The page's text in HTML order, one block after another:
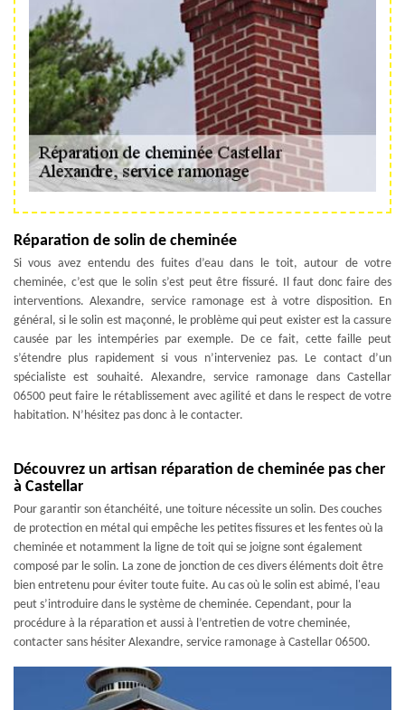
Réparation de solin de cheminée
Si vous avez entendu des fuites d’eau dans le toit, autour de votre
cheminée, c’est que le solin s’est peut être fissuré. Il faut donc faire des
interventions. Alexandre, service ramonage est à votre disposition. En
général, si le solin est maçonné, le problème qui peut exister est la cassure
causée par les intempéries par exemple. De ce fait, cette faille peut
s’étendre plus rapidement si vous n’interveniez pas. Le contact d’un
spécialiste est souhaité. Alexandre, service ramonage dans Castellar
06500 peut faire le rétablissement avec agilité et dans le respect de votre
habitation. N’hésitez pas donc à le contacter.
Découvrez un artisan réparation de cheminée pas cher
à Castellar
Pour garantir son étanchéité, une toiture nécessite un solin. Des couches
de protection en métal qui empêche les petites fissures et les fentes où la
cheminée et notamment la ligne de toit qui se joigne sont également
composé par le solin. La zone de jonction de ces divers éléments doit être
bien entretenu pour éviter toute fuite. Au cas où le solin est abimé, l'eau
peut s’introduire dans le système de cheminée. Cependant, pour la
procédure à la réparation et aussi à l’entretien de votre cheminée,
contacter sans hésiter Alexandre, service ramonage à Castellar 06500.